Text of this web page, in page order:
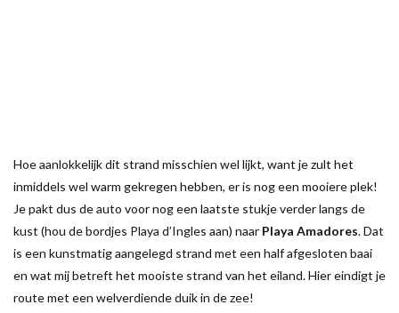
Hoe aanlokkelijk dit strand misschien wel lijkt, want je zult het
inmiddels wel warm gekregen hebben, er is nog een mooiere plek!
Je pakt dus de auto voor nog een laatste stukje verder langs de
kust (hou de bordjes Playa d’Ingles aan) naar Playa Amadores. Dat
is een kunstmatig aangelegd strand met een half afgesloten baai
en wat mij betreft het mooiste strand van het eiland. Hier eindigt je
route met een welverdiende duik in de zee!